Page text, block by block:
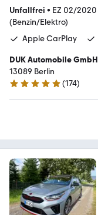
Unfallfrei • EZ 02/2020
(Benzin/Elektro)
Apple CarPlay
DUK Automobile GmbH
13089 Berlin
4.9 Sterne
(174)